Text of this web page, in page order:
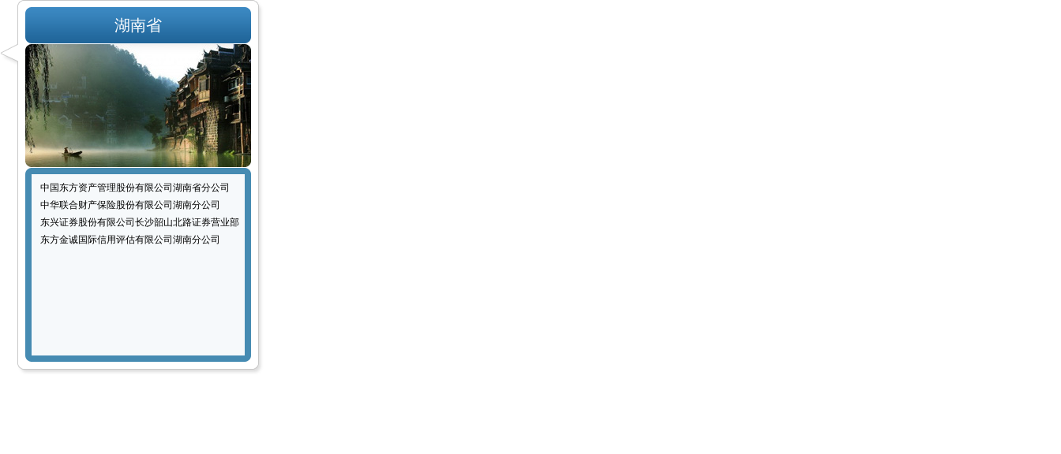
湖南省
中国东方资产管理股份有限公司湖南省分公司
中华联合财产保险股份有限公司湖南分公司
东兴证券股份有限公司长沙韶山北路证券营业部
东方金诚国际信用评估有限公司湖南分公司